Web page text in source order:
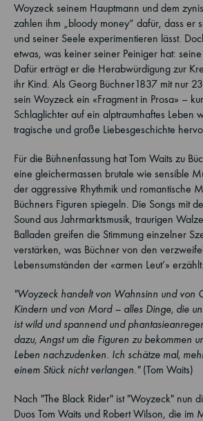
Woyzeck seinem Hauptmann und dem
zahlen ihm „bloody money“ dafür, dass er
und seiner Seele experimentieren lässt.
etwas, was keiner seiner Peiniger hat:
Dafür erträgt er die Herabwürdigung zur
ihr Kind. Als Georg Büchner1837 mit nur
sein Woyzeck ein «Fragment in Prosa» –
Schlaglichter auf ein alptraumhaftes Leben
tragische und große Liebesgeschichte
Für die Bühnenfassung hat Tom Waits zu
eine gleichermassen brutale wie sensible
der aggressive Rhythmik und romantische
Büchners Figuren spiegeln. Die Songs mit
Sound aus Jahrmarktsmusik, traurigen
Balladen greifen die Stimmung einzelner
verstärken, was Büchner von den
Lebensumständen der «armen Leut’» erzählt.
"Woyzeck handelt von Wahnsinn und von
Kindern und von Mord – alles Dinge, die
ist wild und spannend und
dazu, Angst um die Figuren zu bekommen
Leben nachzudenken. Ich schätze mal,
einem Stück nicht verlangen."(Tom Waits)
Nach "The Black Rider" ist "Woyzeck" nun
Duos Tom Waits und Robert Wilson, die im